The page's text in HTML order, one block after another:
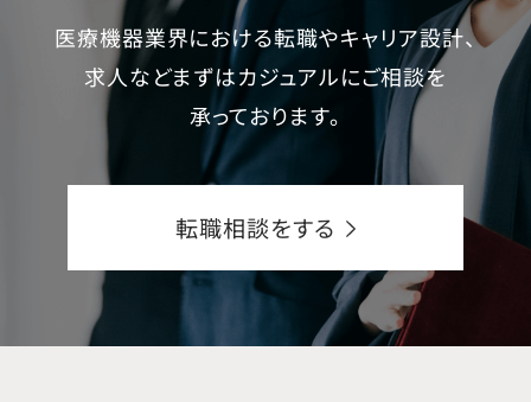
医療機器業界における転職やキャリア設計、
求人などまずはカジュアルにご相談を
承っております。
転職相談をする